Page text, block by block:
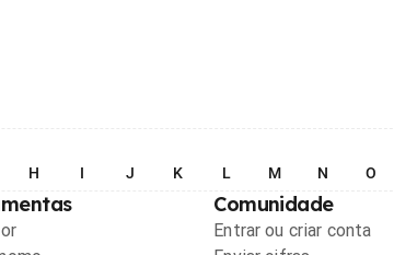
H I J K L M N O
Comunidade
Entrar ou criar conta